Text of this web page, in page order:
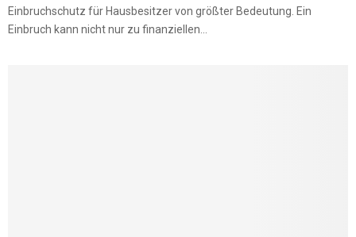
Einbruchschutz für Hausbesitzer von größter Bedeutung. Ein
Einbruch kann nicht nur zu finanziellen...